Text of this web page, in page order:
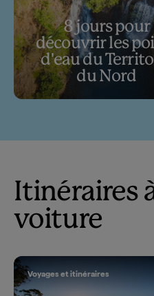
8 jours pour
découvrir les
d'eau du
du Nord
Itinéraires
voiture
Voyages et itinéraires